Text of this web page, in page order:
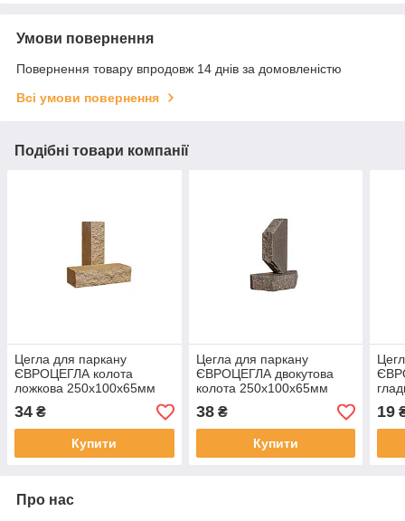
Умови повернення
Повернення товару впродовж 14 днів за домовленістю
Всі умови повернення
Подібні товари компанії
Цегла для паркану
ЄВРОЦЕГЛА колота
ложкова 250х100х65мм
жовта
34 ₴
Купити
Цегла для паркану
ЄВРОЦЕГЛА двокутова
колота 250х100х65мм
графіт
38₴
Купити
19
Про нас